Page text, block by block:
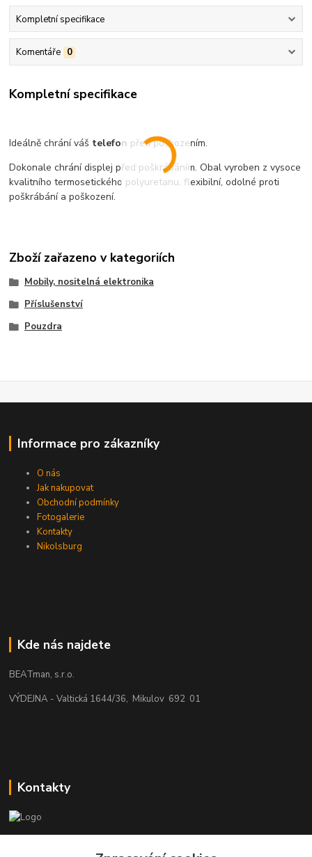
Kompletní specifikace
Komentáře 0
Kompletní specifikace
Ideálně chrání váš telefon před poškozením.
Dokonale chrání displej před poškrábáním. Obal vyroben z vysoce
kvalitního termosetického polyuretanu, flexibilní, odolné proti
poškrábání a poškození.
Zboží zařazeno v kategoriích
Mobily, nositelná elektronika
Příslušenství
Pouzdra
Informace pro zákazníky
O nás
Jak nakupovat
Obchodní podmínky
Fotogalerie
Kontakty
Nikolsburg
Kde nás najdete
BEATman, s.r.o.
VÝDEJNA - Valtická 1644/36, Mikulov 692 01
Kontakty